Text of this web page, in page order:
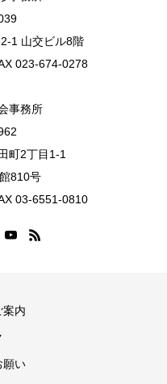
1 山交ビル8階
023-674-0278
事務所
町2丁目1-1
810号
03-6551-0810
案内
願い